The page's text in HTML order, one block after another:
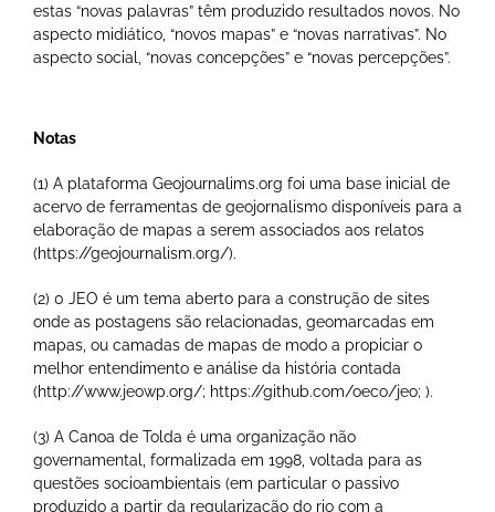
estas “novas palavras” têm produzido resultados novos. No
aspecto midiático, “novos mapas” e “novas narrativas”. No
aspecto social, “novas concepções” e “novas percepções”.
Notas
(1) A plataforma Geojournalims.org foi uma base inicial de
acervo de ferramentas de geojornalismo disponíveis para a
elaboração de mapas a serem associados aos relatos
(https://geojournalism.org/).
(2) 0 JEO é um tema aberto para a construção de sites
onde as postagens são relacionadas, geomarcadas em
mapas, ou camadas de mapas de modo a propiciar o
melhor entendimento e análise da história contada
(http://www.jeowp.org/; https://github.com/oeco/jeo; ).
(3) A Canoa de Tolda é uma organização não
governamental, formalizada em 1998, voltada para as
questões socioambientais (em particular o passivo
produzido a partir da regularização do rio com a